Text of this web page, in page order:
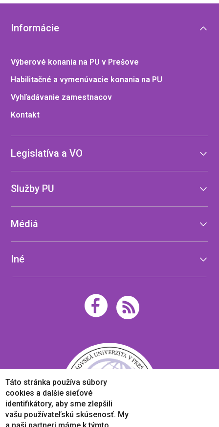
Informácie
Výberové konania na PU v Prešove
Habilitačné a vymenúvacie konania na PU
Vyhľadávanie zamestnacov
Kontakt
Legislatíva a VO
Služby PU
Médiá
Iné
Táto stránka používa súbory
cookies a dalšie sieťové
identifikátory, aby sme zlepšili
vašu používateľskú skúsenosť. My